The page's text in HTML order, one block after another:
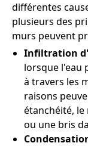
différentes
plusieurs des
murs peuvent
Infiltration
lorsque l'eau
à travers les
raisons
étanchéité, le
ou une bris